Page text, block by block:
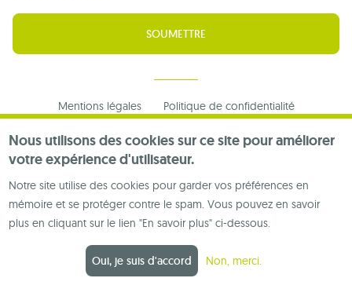
Nous utilisons des cookies sur ce site pour améliorer
votre expérience d'utilisateur.
Notre site utilise des cookies pour garder vos préférences en
mémoire et se protéger contre le spam. Vous pouvez en savoir
plus en cliquant sur le lien "En savoir plus" ci-dessous.
Oui, je suis d'accord Non, merci.
Footer
menu
Mentions légales Politique de confidentialité
Nous contacter